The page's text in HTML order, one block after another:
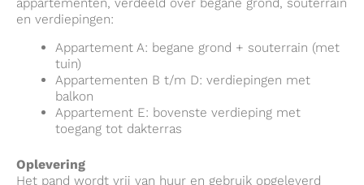
en verdiepingen:
Appartement A: begane grond + souterrain (met
tuin)
Appartementen B t/m D: verdiepingen met
balkon
Appartement E: bovenste verdieping met
toegang tot dakterras
Oplevering
Het pand wordt vrij van huur en gebruik opgeleverd